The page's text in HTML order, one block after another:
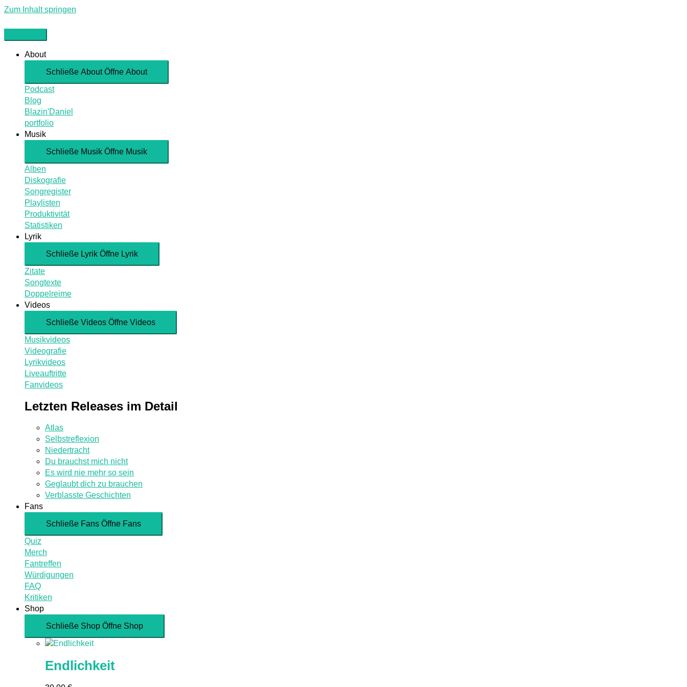
Zum Inhalt springen
About
Schließe About Öffne About
Podcast
Blog
Blazin'Daniel
portfolio
Musik
Schließe Musik Öffne Musik
Alben
Diskografie
Songregister
Playlisten
Produktivität
Statistiken
Lyrik
Schließe Lyrik Öffne Lyrik
Zitate
Songtexte
Doppelreime
Videos
Schließe Videos Öffne Videos
Musikvideos
Videografie
Lyrikvideos
Liveauftritte
Fanvideos
Letzten Releases im Detail
Atlas
Selbstreflexion
Niedertracht
Du brauchst mich nicht
Es wird nie mehr so sein
Geglaubt dich zu brauchen
Verblasste Geschichten
Fans
Schließe Fans Öffne Fans
Quiz
Merch
Fantreffen
Würdigungen
FAQ
Kritiken
Shop
Schließe Shop Öffne Shop
Endlichkeit